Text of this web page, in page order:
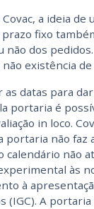
Covac, a ideia
fixo
não dos
existência
as datas para
portaria é
in loco.
portaria não faz
calendário não
às
à
(IGC). A